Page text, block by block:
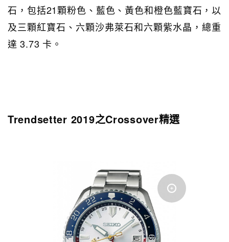
石，包括21顆粉色、藍色、黃色和橙色藍寶石，以
及三顆紅寶石、六顆沙弗萊石和六顆紫水晶，總重
達 3.73 卡。
Trendsetter 2019之Crossover精選